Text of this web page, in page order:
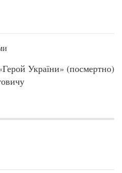
України» (посмертно)